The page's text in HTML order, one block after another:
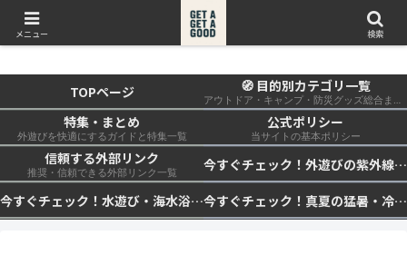
get a get a good
TOPページ 🧭 目的別カテゴリ一覧
アウトドア・キャンプ・防災グッズ総合まとめ
特集・まとめ
外遊びを快適にするガイドと特集一覧
公式ポリシー
当サイトの基本ポリシー
信頼する外部リンク
推奨・信頼できる外部リンク一覧
今すぐチェック！外遊びの紫外線対策・日差し快適化計画｜帽子・日傘・ウェア・日焼け止めを総まとめ☀️🏕️👓
今すぐチェック！水遊び・海水浴の快適化計画｜浮き輪・服装・日陰・安全対策を総まとめ🏖️🌊✨
今すぐチェック！真夏の猛暑・冷却・保冷快適化計画｜外遊び・キャンプ・車中泊の暑さ対策を総まとめ☀️🧊🏕️
メニュー 検索